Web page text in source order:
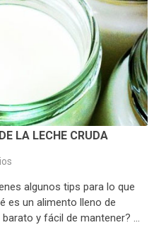
LA LECHE CRUDA
algunos tips para lo que
es un alimento lleno de
y fácil de mantener? …